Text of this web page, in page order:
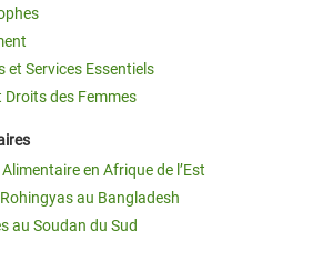
et Services Essentiels
Droits des Femmes
en Afrique de l’Est
au Bangladesh
au Soudan du Sud